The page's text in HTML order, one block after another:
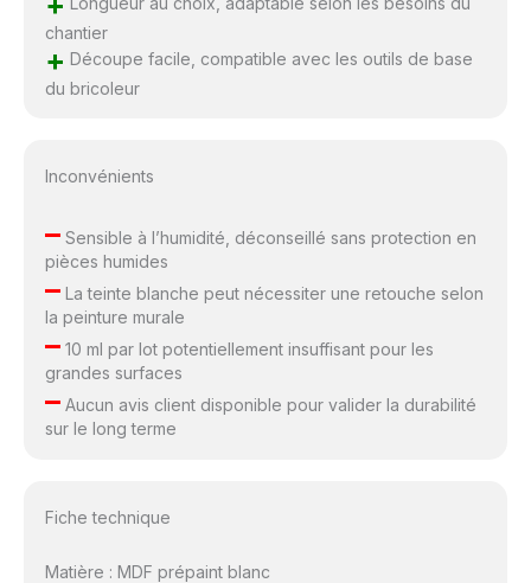
chantier
+ Découpe facile, compatible avec les outils de base
du bricoleur
Inconvénients
–Sensible à l’humidité, déconseillé sans protection en
pièces humides
–La teinte blanche peut nécessiter une retouche selon
la peinture murale
–10 ml par lot potentiellement insuffisant pour les
grandes surfaces
–Aucun avis client disponible pour valider la durabilité
sur le long terme
Fiche technique
Matière : MDF prépaint blanc